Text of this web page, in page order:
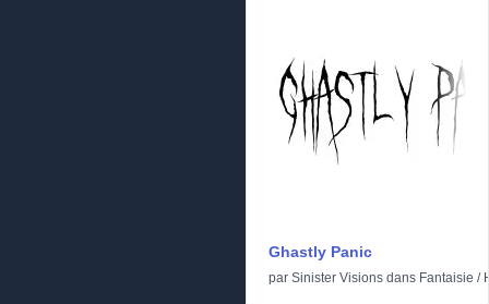
Ghastly Panic
par Sinister Visions dans Fantaisie /